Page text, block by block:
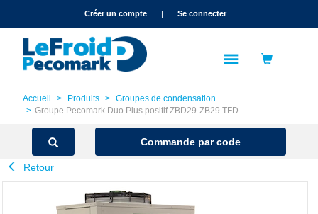
text.skipToNavigationCréer un compte | Se connecter
Accueil Produits
Groupes de condensation
Groupe Pecomark Duo Plus positif ZBD29-ZB29 TFD
Commande par code
Retour